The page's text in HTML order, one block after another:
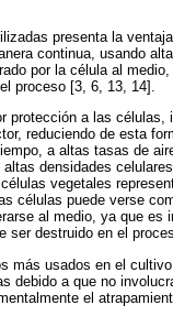
presenta la
continua, usando
por la célula al
proceso [3, 6, 13, 14].
protección a las
reduciendo de esta
a altas tasas de
densidades
vegetales
células puede verse
al medio, ya que es
ser destruido en el
más usados en el
debido a que no
el